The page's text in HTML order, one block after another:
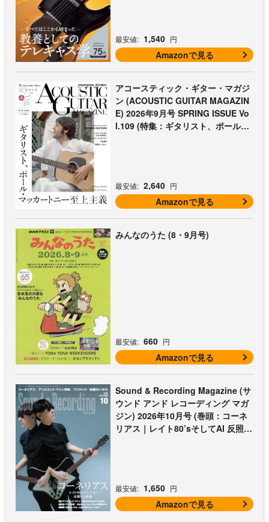
最安値: 1,540 円
Amazonで見る
アコースティック・ギター・マガジ
ン (ACOUSTIC GUITAR MAGAZIN
E) 2026年9月号 SPRING ISSUE Vo
l.109 (特集：ギタリスト、ポール・
最安値: 2,640 円
Amazonで見る
みんなのうた (8・9月号)
最安値: 660 円
Amazonで見る
Sound & Recording Magazine (サ
ウンド アンド レコーディング マガ
ジン) 2026年10月号 (巻頭：コーネ
リアス｜レイト80’sそしてAI 反照す
最安値: 1,650 円
Amazonで見る